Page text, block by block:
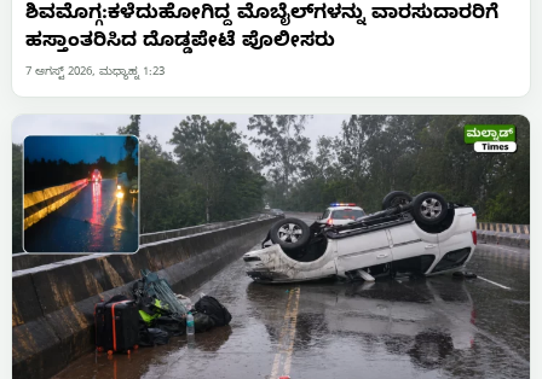
ಶಿವಮೊಗ್ಗ:ಕಳೆದುಹೋಗಿದ್ದ ಮೊಬೈಲ್‌ಗಳನ್ನು ವಾರಸುದಾರರಿಗೆ
ಹಸ್ತಾಂತರಿಸಿದ ದೊಡ್ಡಪೇಟೆ ಪೊಲೀಸರು
7 ಆಗಸ್ಟ್ 2026, ಮಧ್ಯಾಹ್ನ 1:23